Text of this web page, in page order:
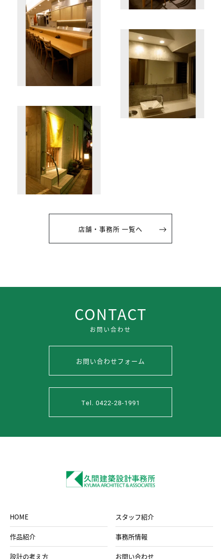
店舗・事務所 一覧へ
CONTACT
お問い合わせ
お問い合わせフォーム
Tel. 0422-28-1991
HOME
作品紹介
設計の考え方
スタッフ紹介
事務所情報
お問い合わせ